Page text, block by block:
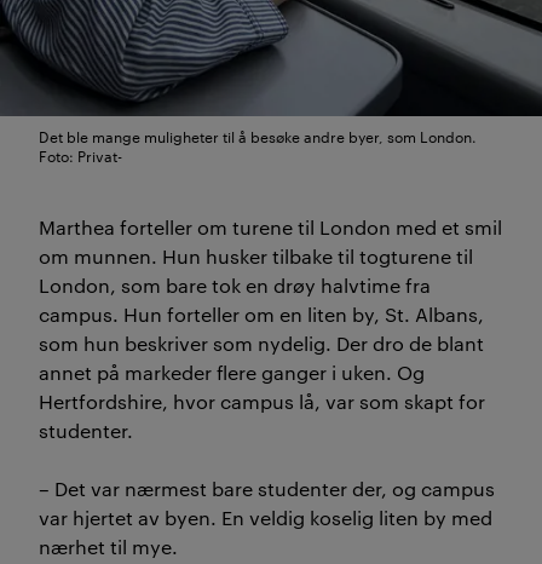
Det ble mange muligheter til å besøke andre byer, som London.
Foto: Privat-
Marthea forteller om turene til London med et smil
om munnen. Hun husker tilbake til togturene til
London, som bare tok en drøy halvtime fra
campus. Hun forteller om en liten by, St. Albans,
som hun beskriver som nydelig. Der dro de blant
annet på markeder flere ganger i uken. Og
Hertfordshire, hvor campus lå, var som skapt for
studenter.
– Det var nærmest bare studenter der, og campus
var hjertet av byen. En veldig koselig liten by med
nærhet til mye.